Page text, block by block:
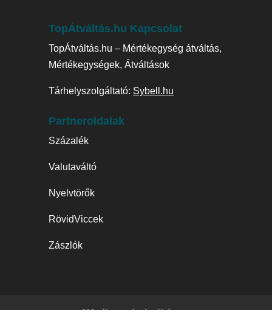
TopÁtváltás.hu Kapcsolat
TopÁtváltás.hu – Mértékegység átváltás,
Mértékegységek, Átváltások
Tárhelyszolgáltató: Sybell.hu
Partneroldalak
Százalék
Valutaváltó
Nyelvtörők
RövidViccek
Zászlók